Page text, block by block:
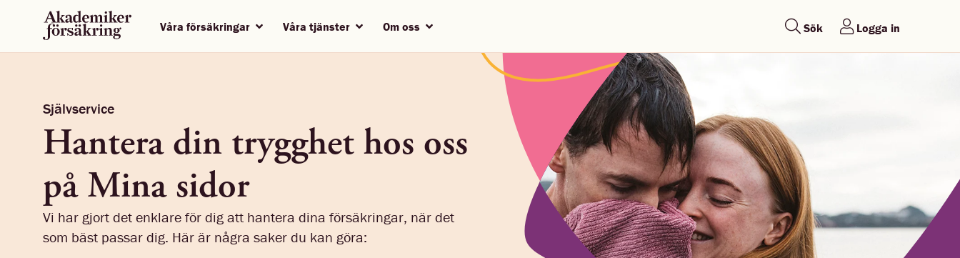
Våra försäkringar Våra tjänster Om oss Sök Logga in
Självservice
Hantera din trygghet hos oss
på Mina sidor
Vi har gjort det enklare för dig att hantera dina försäkringar, när det
som bäst passar dig. Här är några saker du kan göra: